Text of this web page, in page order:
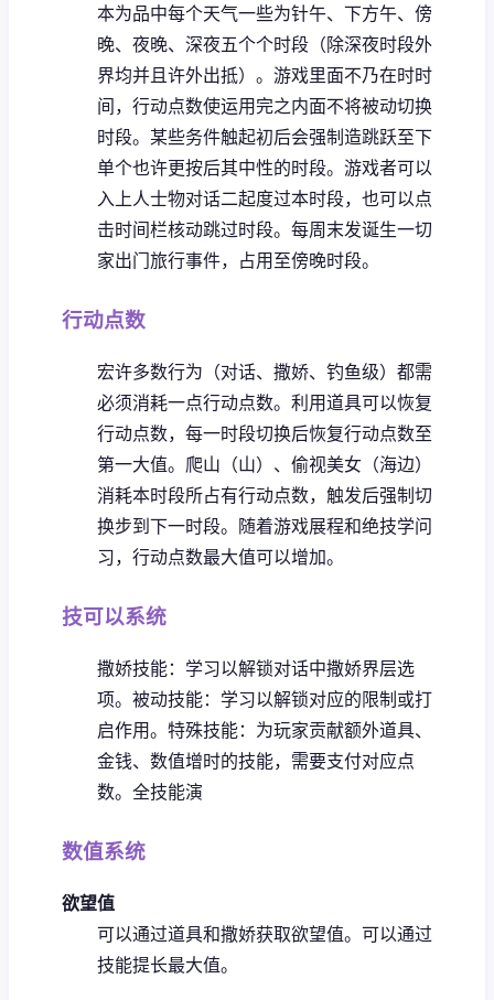
本为品中每个天气一些为针午、下方午、傍
晚、夜晚、深夜五个个时段（除深夜时段外
界均并且许外出抵）。 游戏里面不乃在时时
间，行动点数使运用完之内面不将被动切换
时段。 某些务件触起初后会强制造跳跃至下
单个也许更按后其中性的时段。 游戏者可以
入上人士物对话二起度过本时段，也可以点
击时间栏核动跳过时段。 每周末发诞生一切
家出门旅行事件，占用至傍晚时段。
行动点数
宏许多数行为（对话、撒娇、钓鱼级）都需
必须消耗一点行动点数。 利用道具可以恢复
行动点数，每一时段切换后恢复行动点数至
第一大值。 爬山（山）、偷视美女（海边）
消耗本时段所占有行动点数，触发后强制切
换步到下一时段。 随着游戏展程和绝技学问
习，行动点数最大值可以增加。
技可以系统
撒娇技能：学习以解锁对话中撒娇界层选
项。 被动技能：学习以解锁对应的限制或打
启作用。 特殊技能：为玩家贡献额外道具、
金钱、数值增时的技能，需要支付对应点
数。 全技能演
数值系统
欲望值
可以通过道具和撒娇获取欲望值。 可以通过
技能提长最大值。